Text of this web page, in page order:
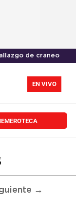
de craneo
EN VIVO
→